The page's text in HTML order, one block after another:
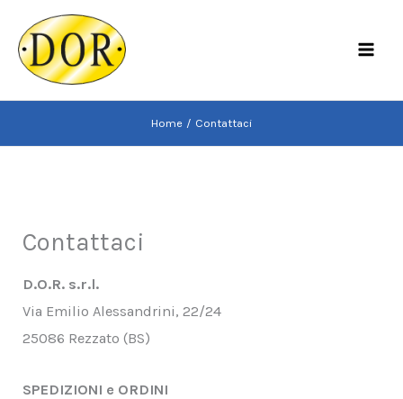
contenuto
Home Contattaci
Contattaci
D.O.R. s.r.l.
Via Emilio Alessandrini, 22/24
25086 Rezzato (BS)
SPEDIZIONI e ORDINI